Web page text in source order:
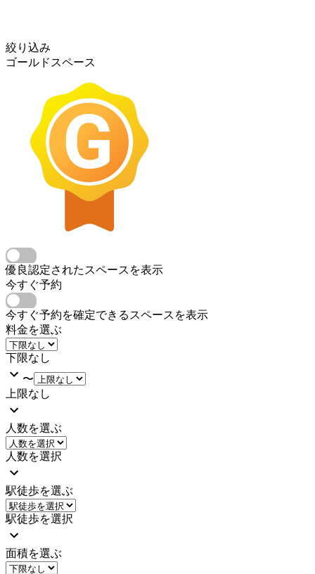
絞り込み
ゴールドスペース
優良認定されたスペースを表示
今すぐ予約
今すぐ予約を確定できるスペースを表示
料金を選ぶ
下限なし
〜
上限なし
人数を選ぶ
人数を選択
駅徒歩を選ぶ
駅徒歩を選択
面積を選ぶ